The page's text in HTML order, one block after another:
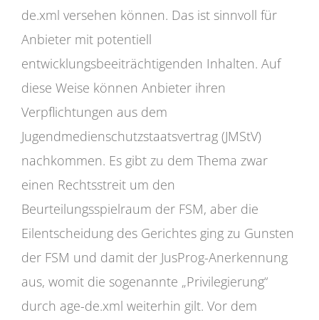
de.xml versehen können. Das ist sinnvoll für
Anbieter mit potentiell
entwicklungsbeeiträchtigenden Inhalten. Auf
diese Weise können Anbieter ihren
Verpflichtungen aus dem
Jugendmedienschutzstaatsvertrag (JMStV)
nachkommen. Es gibt zu dem Thema zwar
einen Rechtsstreit um den
Beurteilungsspielraum der FSM, aber die
Eilentscheidung des Gerichtes ging zu Gunsten
der FSM und damit der JusProg-Anerkennung
aus, womit die sogenannte „Privilegierung“
durch age-de.xml weiterhin gilt. Vor dem